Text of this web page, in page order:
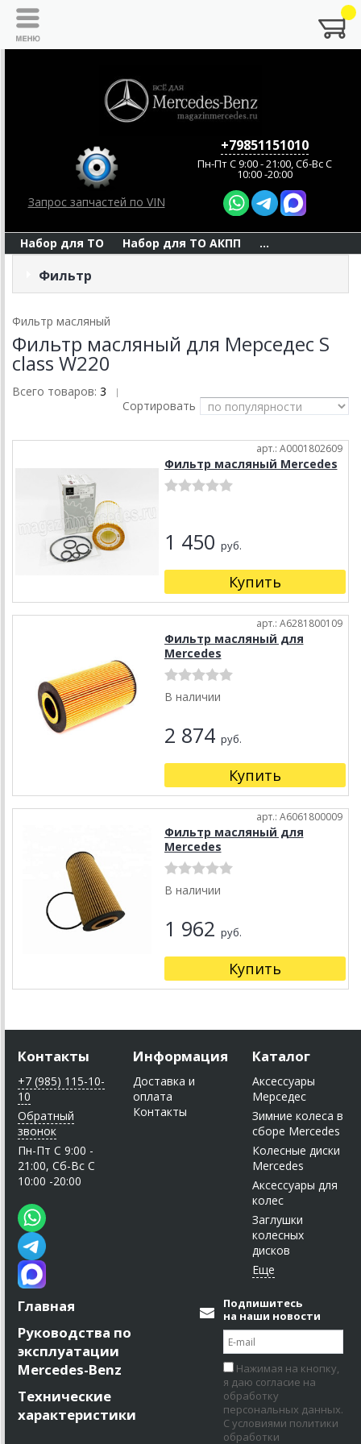
Запрос запчастей по VIN
+79851151010
Пн-Пт C 9:00 - 21:00, Сб-Вс С
10:00 -20:00
Набор для ТО Набор для ТО АКПП ...
Фильтр
Фильтр масляный
Фильтр масляный для Мерседес S
class W220
Всего товаров: 3 |
Сортировать
арт.: A0001802609
Фильтр масляный Mercedes
1 450 руб.
Купить
арт.: A6281800109
Фильтр масляный для
Mercedes
В наличии
2 874 руб.
Купить
арт.: A6061800009
Фильтр масляный для
Mercedes
В наличии
1 962 руб.
Купить
Контакты
+7 (985) 115-10-
10
Обратный
звонок
Пн-Пт C 9:00 -
21:00, Сб-Вс С
10:00 -20:00
Информация
Доставка и
оплата
Контакты
Каталог
Аксессуары
Мерседес
Зимние колеса в
сборе Mercedes
Колесные диски
Mercedes
Аксессуары для
колес
Заглушки
колесных
дисков
Главная
Руководства по
эксплуатации
Mercedes-Benz
Технические
характеристики
Подпишитесь
на наши новости
Нажимая на кнопку,
я даю согласие на
обработку
персональных данных.
С условиями политики
обработки